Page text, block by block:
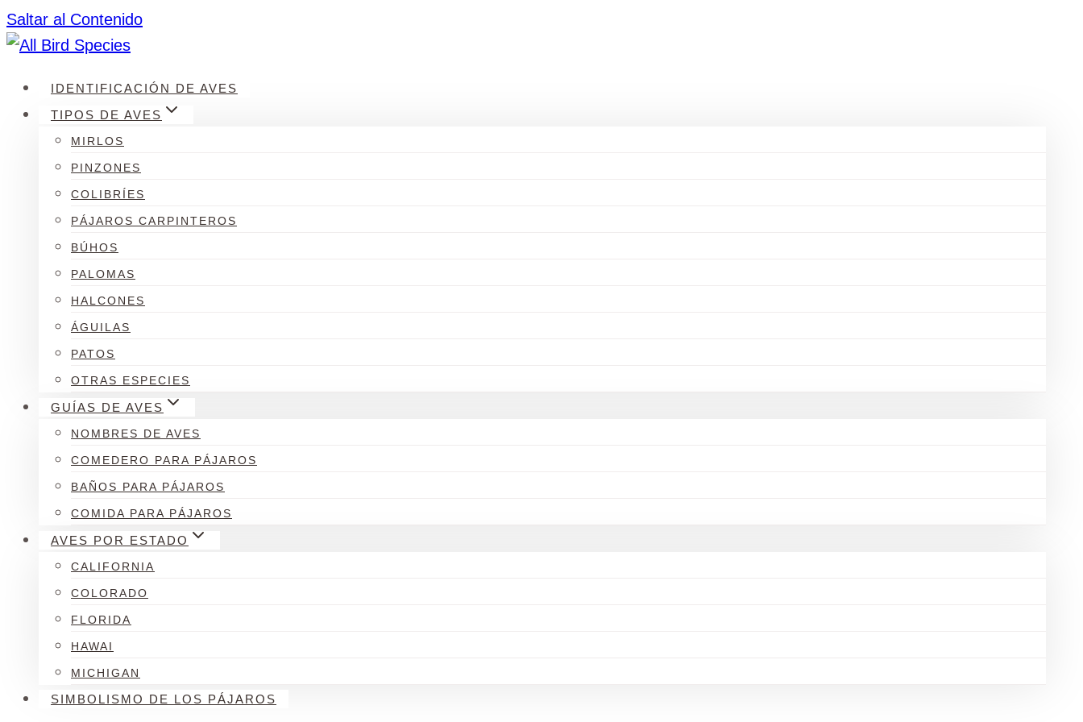
Saltar al Contenido
IDENTIFICACIÓN DE AVES
TIPOS DE AVES
MIRLOS
PINZONES
COLIBRÍES
PÁJAROS CARPINTEROS
BÚHOS
PALOMAS
HALCONES
ÁGUILAS
PATOS
OTRAS ESPECIES
GUÍAS DE AVES
NOMBRES DE AVES
COMEDERO PARA PÁJAROS
BAÑOS PARA PÁJAROS
COMIDA PARA PÁJAROS
AVES POR ESTADO
CALIFORNIA
COLORADO
FLORIDA
HAWAI
MICHIGAN
SIMBOLISMO DE LOS PÁJAROS